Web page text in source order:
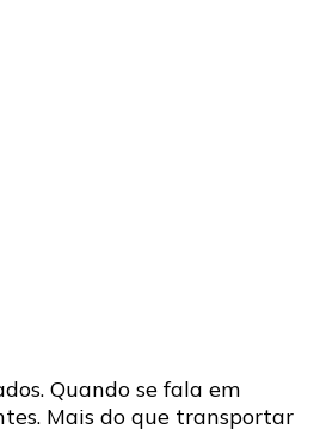
Quando se fala em
Mais do que transportar